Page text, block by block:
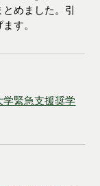
めました。引
す。
学緊急支援奨学